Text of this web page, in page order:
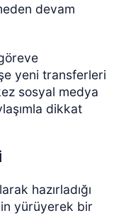
devam
yeni transferleri
sosyal medya
dikkat
hazırladığı
yürüyerek bir